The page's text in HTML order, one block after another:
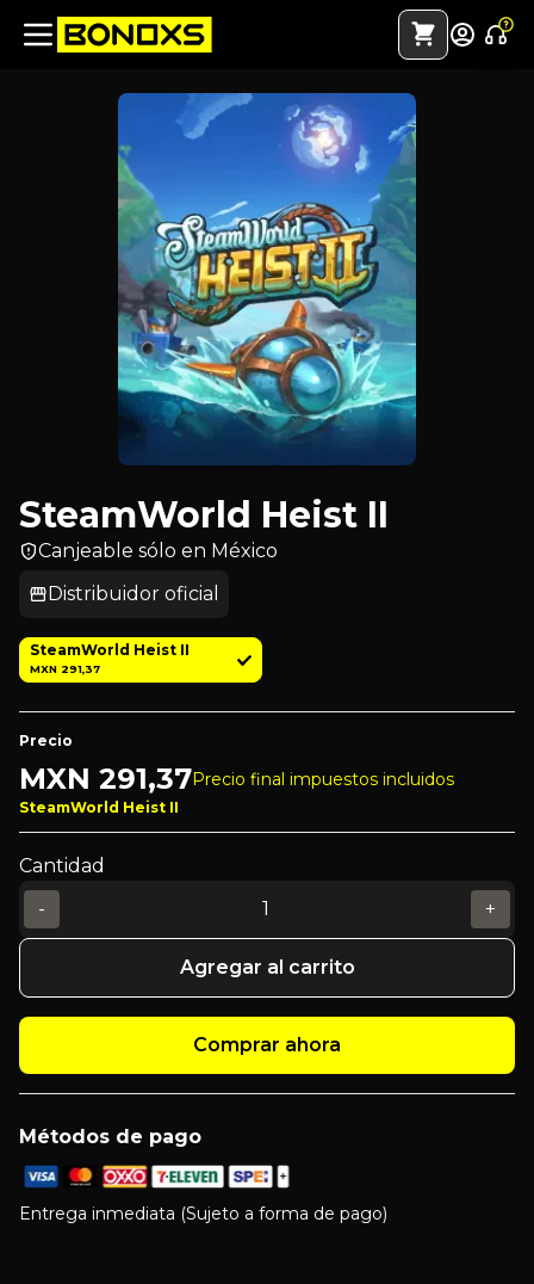
SteamWorld Heist II
Canjeable sólo en México
Distribuidor oficial
SteamWorld Heist II
MXN 291,37
Precio
MXN 291,37Precio final impuestos incluidos
SteamWorld Heist II
Cantidad
-
+
Agregar al carrito
Comprar ahora
Métodos de pago
Entrega inmediata (Sujeto a forma de pago)